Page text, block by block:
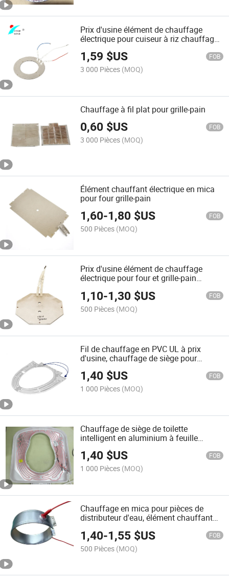
Prix d'usine élément de chauffage
électrique pour cuiseur à riz chauffage
1,59 $US FOB
3 000 Pièces (MOQ)
Chauffage à fil plat pour grille-pain
0,60 $US FOB
3 000 Pièces (MOQ)
Élément chauffant électrique en mica
pour four grille-pain
1,60-1,80 $US FOB
500 Pièces (MOQ)
Prix d'usine élément de chauffage
électrique pour four et grille-pain
chauffage par le bas
1,10-1,30 $US FOB
500 Pièces (MOQ)
Fil de chauffage en PVC UL à prix
d'usine, chauffage de siège pour
toilettes, chauffage en aluminium pour
sièges de toilettes
1,40 $US FOB
1 000 Pièces (MOQ)
Chauffage de siège de toilette
intelligent en aluminium à feuille
chauffante
1,40 $US FOB
1 000 Pièces (MOQ)
Chauffage en mica pour pièces de
distributeur d'eau, élément chauffant
1,40-1,55 $US FOB
500 Pièces (MOQ)